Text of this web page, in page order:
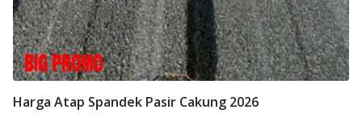
Harga Atap Spandek Pasir Cakung 2026